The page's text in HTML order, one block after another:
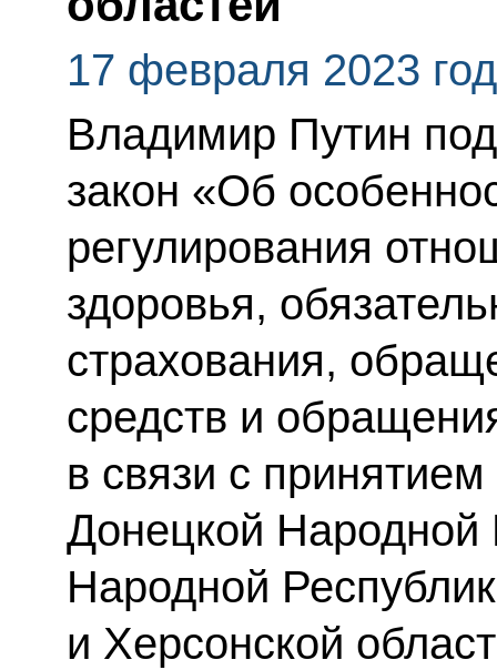
17 февраля 2023
Владимир Путин
закон «Об
регулирования
здоровья,
страхования,
средств и
в связи с
Донецкой Народной
Народной
и Херсонской